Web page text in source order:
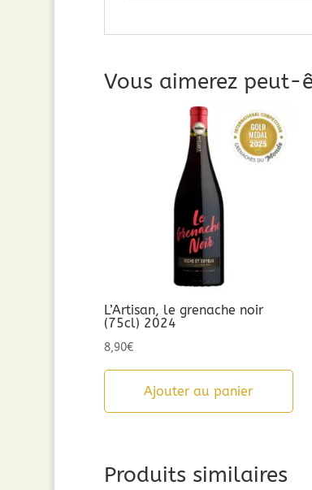
Vous aimerez peut-
L’Artisan, le grenache noir
(75cl) 2024
8,90€
Ajouter au panier
Produits similaires